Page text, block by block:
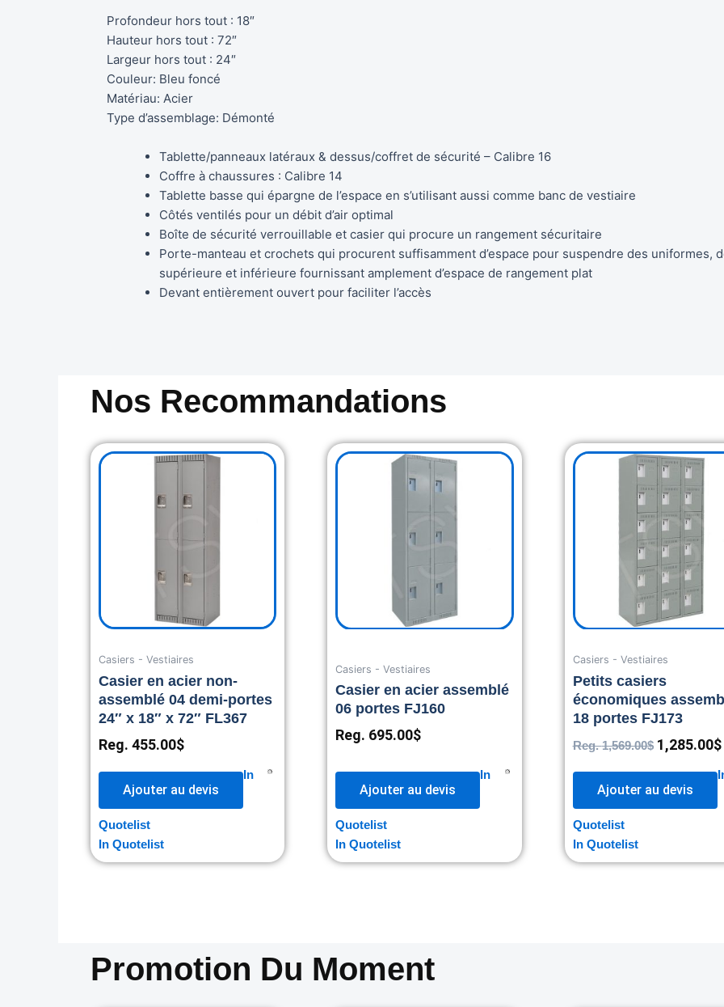
Profondeur hors tout : 18″
Hauteur hors tout : 72″
Largeur hors tout : 24″
Couleur: Bleu foncé
Matériau: Acier
Type d’assemblage: Démonté
Tablette/panneaux latéraux & dessus/coffret de sécurité – Calibre 16
Coffre à chaussures : Calibre 14
Tablette basse qui épargne de l’espace en s’utilisant aussi comme banc de vestiaire
Côtés ventilés pour un débit d’air optimal
Boîte de sécurité verrouillable et casier qui procure un rangement sécuritaire
Porte-manteau et crochets qui procurent suffisamment d’espace pour suspendre des uniformes,
supérieure et inférieure fournissant amplement d’espace de rangement plat
Devant entièrement ouvert pour faciliter l’accès
Nos Recommandations
Casiers - Vestiaires
Casier en acier non-
assemblé 04 demi-portes
24″ x 18″ x 72″ FL367
Reg. 455.00$
Ajouter au devis
In
Quotelist
In Quotelist
Casiers - Vestiaires
Casier en acier assemblé
06 portes FJ160
Reg. 695.00$
Ajouter au devis
In
Quotelist
In Quotelist
Casiers - Vestiaires
Petits casiers
économiques
18 portes FJ173
Reg.1,569.00$
Original
price
was:
1,569.00$.
1,285.00$
Ajouter au devis
Quotelist
In Quotelist
Promotion Du Moment